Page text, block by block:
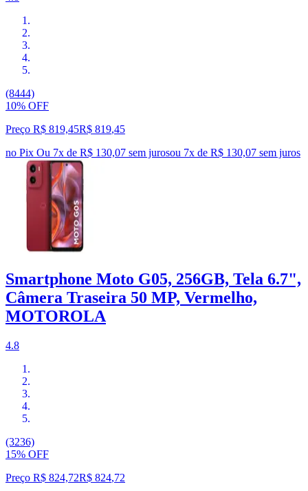
(8444)
10% OFF
Preço R$ 819,45R$ 819,45
no Pix Ou 7x de R$ 130,07 sem jurosou 7x de R$ 130,07 sem juros
Smartphone Moto G05, 256GB, Tela 6.7",
Câmera Traseira 50 MP, Vermelho,
MOTOROLA
4.8
(3236)
15% OFF
Preço R$ 824,72R$ 824,72